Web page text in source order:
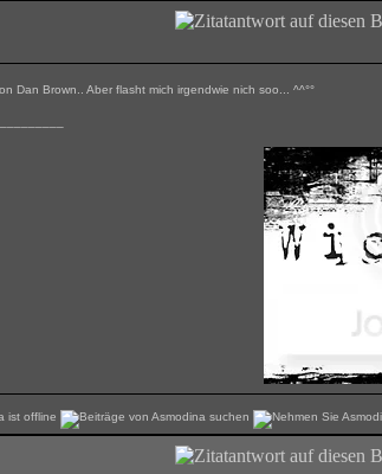
Dan Brown.. Aber flasht mich irgendwie nich soo... ^^°°